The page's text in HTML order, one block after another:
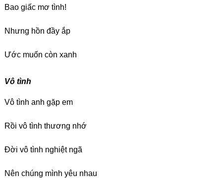
Bao giấc mơ tình!
Nhưng hồn đầy ắp
Ước muốn còn xanh
Vô tình
Vô tình anh gặp em
Rồi vô tình thương nhớ
Đời vô tình nghiệt ngã
Nên chúng mình yêu nhau